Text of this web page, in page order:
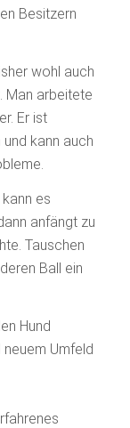
Besitzern
wohl auch
Man arbeitete
Er ist
kann auch
es
anfängt zu
Tauschen
Ball ein
Hund
Umfeld